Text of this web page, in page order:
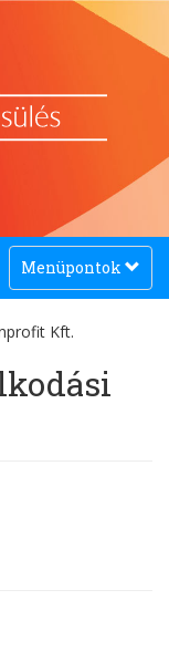
Toggle
navigation
Menüpontok
Kft.